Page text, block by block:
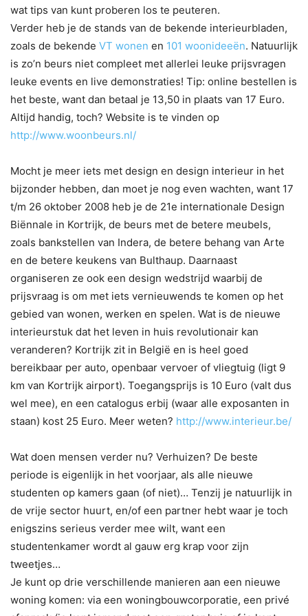
wat tips van kunt proberen los te peuteren.
Verder heb je de stands van de bekende interieurbladen,
zoals de bekende VT wonen en 101 woonideeën. Natuurlijk
is zo’n beurs niet compleet met allerlei leuke prijsvragen
leuke events en live demonstraties! Tip: online bestellen is
het beste, want dan betaal je 13,50 in plaats van 17 Euro.
Altijd handig, toch? Website is te vinden op
http://www.woonbeurs.nl/
Mocht je meer iets met design en design interieur in het
bijzonder hebben, dan moet je nog even wachten, want 17
t/m 26 oktober 2008 heb je de 21e internationale Design
Biënnale in Kortrijk, de beurs met de betere meubels,
zoals bankstellen van Indera, de betere behang van Arte
en de betere keukens van Bulthaup. Daarnaast
organiseren ze ook een design wedstrijd waarbij de
prijsvraag is om met iets vernieuwends te komen op het
gebied van wonen, werken en spelen. Wat is de nieuwe
interieurstuk dat het leven in huis revolutionair kan
veranderen? Kortrijk zit in België en is heel goed
bereikbaar per auto, openbaar vervoer of vliegtuig (ligt 9
km van Kortrijk airport). Toegangsprijs is 10 Euro (valt dus
wel mee), en een catalogus erbij (waar alle exposanten in
staan) kost 25 Euro. Meer weten? http://www.interieur.be/
Wat doen mensen verder nu? Verhuizen? De beste
periode is eigenlijk in het voorjaar, als alle nieuwe
studenten op kamers gaan (of niet)… Tenzij je natuurlijk in
de vrije sector huurt, en/of een partner hebt waar je toch
enigszins serieus verder mee wilt, want een
studentenkamer wordt al gauw erg krap voor zijn
tweetjes…
Je kunt op drie verschillende manieren aan een nieuwe
woning komen: via een woningbouwcorporatie, een privé